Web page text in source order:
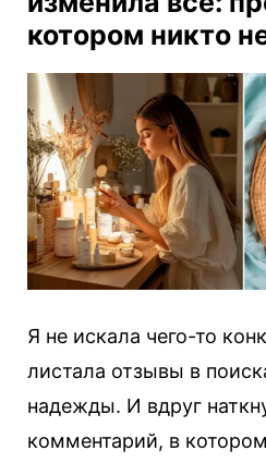
котором никто
Я не искала чего-то
листала отзывы в
надежды. И вдруг
комментарий, в